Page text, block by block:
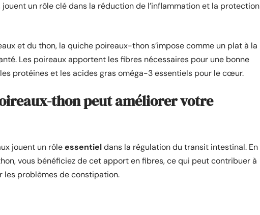
jouent un rôle clé dans la réduction de l’inflammation et la protection
et du thon, la quiche poireaux-thon s’impose comme un plat à la
Les poireaux apportent les fibres nécessaires pour une bonne
protéines et les acides gras oméga-3 essentiels pour le cœur.
thon peut améliorer votre
jouent un rôleessentieldans la régulation du transit intestinal. En
vous bénéficiez de cet apport en fibres, ce qui peut contribuer à
problèmes de constipation.